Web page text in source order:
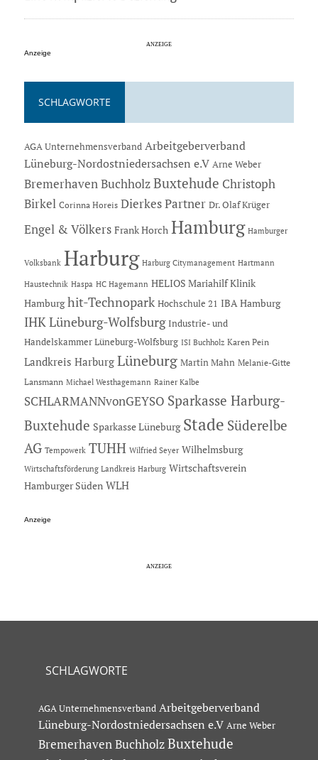
Anzeige
SCHLAGWORTE
AGA Unternehmensverband Arbeitgeberverband
Lüneburg-Nordostniedersachsen e.V Arne Weber
Bremerhaven Buchholz Buxtehude Christoph
Birkel Corinna Horeis Dierkes Partner Dr. Olaf Krüger
Engel & Völkers Frank Horch Hamburg Hamburger
Volksbank Harburg Harburg Citymanagement Hartmann
Haustechnik Haspa HC Hagemann HELIOS Mariahilf Klinik
Hamburg hit-Technopark Hochschule 21 IBA Hamburg
IHK Lüneburg-Wolfsburg Industrie- und
Handelskammer Lüneburg-Wolfsburg ISI Buchholz Karen Pein
Landkreis Harburg Lüneburg Martin Mahn Melanie-Gitte
Lansmann Michael Westhagemann Rainer Kalbe
SCHLARMANNvonGEYSO Sparkasse Harburg-
Buxtehude Sparkasse Lüneburg Stade Süderelbe
AG Tempowerk TUHH Wilfried Seyer Wilhelmsburg
Wirtschaftsförderung Landkreis Harburg Wirtschaftsverein
Hamburger Süden WLH
Anzeige
SCHLAGWORTE
AGA Unternehmensverband Arbeitgeberverband
Lüneburg-Nordostniedersachsen e.V Arne Weber
Bremerhaven Buchholz Buxtehude